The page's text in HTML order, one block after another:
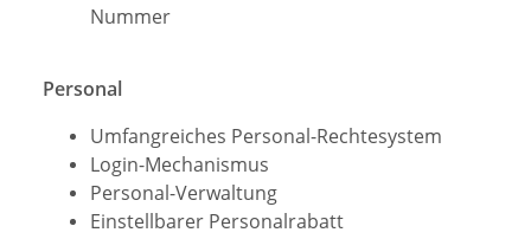
Nummer
Personal
Umfangreiches Personal-Rechtesystem
Login-Mechanismus
Personal-Verwaltung
Einstellbarer Personalrabatt